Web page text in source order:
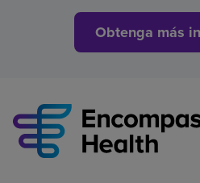
Obtenga más